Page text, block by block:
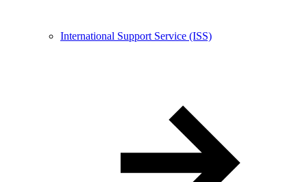
International Support Service (ISS)